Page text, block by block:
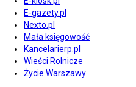
E-gazety.pl
Nexto.pl
Mała księgowość
Kancelarierp.pl
Wieści Rolnicze
Życie Warszawy